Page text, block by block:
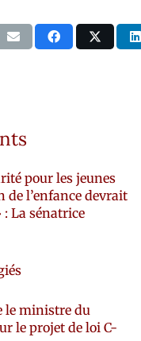
pour les jeunes
de l’enfance devrait
La sénatrice
le ministre du
le projet de loi C-